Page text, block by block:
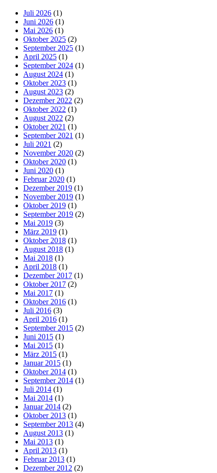
Juli 2026 (1)
Juni 2026 (1)
Mai 2026 (1)
Oktober 2025 (2)
September 2025 (1)
April 2025 (1)
September 2024 (1)
August 2024 (1)
Oktober 2023 (1)
August 2023 (2)
Dezember 2022 (2)
Oktober 2022 (1)
August 2022 (2)
Oktober 2021 (1)
September 2021 (1)
Juli 2021 (2)
November 2020 (2)
Oktober 2020 (1)
Juni 2020 (1)
Februar 2020 (1)
Dezember 2019 (1)
November 2019 (1)
Oktober 2019 (1)
September 2019 (2)
Mai 2019 (3)
März 2019 (1)
Oktober 2018 (1)
August 2018 (1)
Mai 2018 (1)
April 2018 (1)
Dezember 2017 (1)
Oktober 2017 (2)
Mai 2017 (1)
Oktober 2016 (1)
Juli 2016 (3)
April 2016 (1)
September 2015 (2)
Juni 2015 (1)
Mai 2015 (1)
März 2015 (1)
Januar 2015 (1)
Oktober 2014 (1)
September 2014 (1)
Juli 2014 (1)
Mai 2014 (1)
Januar 2014 (2)
Oktober 2013 (1)
September 2013 (4)
August 2013 (1)
Mai 2013 (1)
April 2013 (1)
Februar 2013 (1)
Dezember 2012 (2)